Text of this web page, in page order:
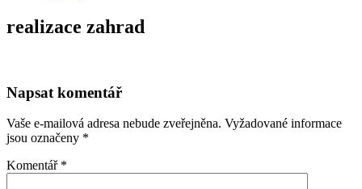
realizace zahrad
Napsat komentář
Vaše e-mailová adresa nebude zveřejněna. Vyžadované informace
jsou označeny *
Komentář *